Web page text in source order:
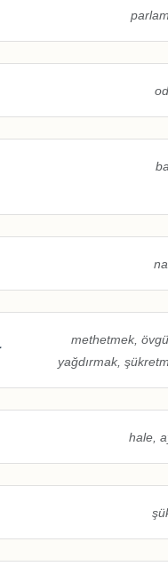
methetmek,
yağdırmak,
hale,